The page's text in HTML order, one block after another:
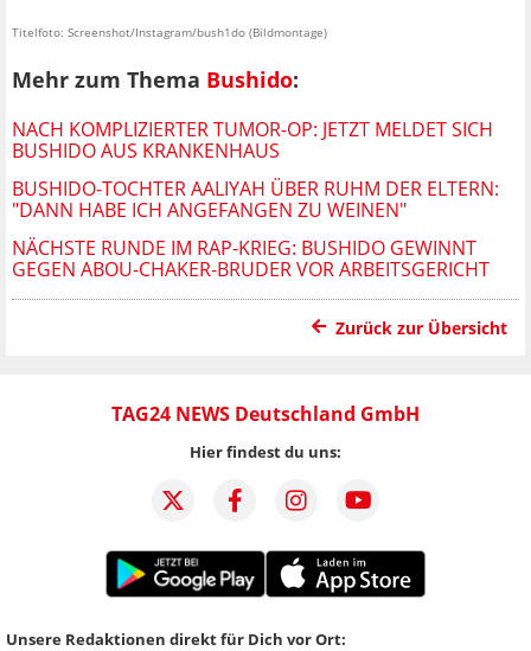
Titelfoto: Screenshot/Instagram/bush1do (Bildmontage)
Mehr zum Thema Bushido:
NACH KOMPLIZIERTER TUMOR-OP: JETZT MELDET SICH
BUSHIDO AUS KRANKENHAUS
BUSHIDO-TOCHTER AALIYAH ÜBER RUHM DER ELTERN:
"DANN HABE ICH ANGEFANGEN ZU WEINEN"
NÄCHSTE RUNDE IM RAP-KRIEG: BUSHIDO GEWINNT
GEGEN ABOU-CHAKER-BRUDER VOR ARBEITSGERICHT
Zurück zur Übersicht
TAG24 NEWS Deutschland GmbH
Hier findest du uns:
Unsere Redaktionen direkt für Dich vor Ort: